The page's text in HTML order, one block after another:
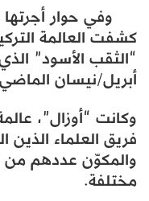
وفي حوار أجرتها
كشفت العالمة
“الثقب الأسود”
أبريل/نيسان
وكانت “أوزال”،
فريق العلماء الذين
مختلفة.